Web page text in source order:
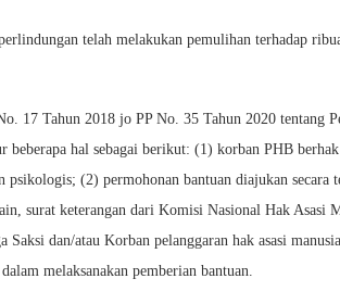
telah melakukan pemulihan terhadap
17 Tahun 2018 jo PP No. 35 Tahun 2020 tentang
beberapa hal sebagai berikut: (1) korban PHB
psikologis; (2) permohonan bantuan diajukan secara
surat keterangan dari Komisi Nasional Hak Asasi
Saksi dan/atau Korban pelanggaran hak asasi
melaksanakan pemberian bantuan.